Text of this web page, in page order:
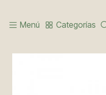
Menú Categorías
Inicio PRODUCTOS COVID19